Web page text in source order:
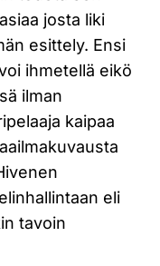
josta liki
esittely. Ensi
ihmetellä eikö
ilman
kaipaa
eli
tavoin